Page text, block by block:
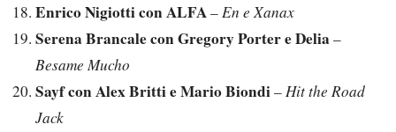
Enrico Nigiotti con ALFA–En e Xanax
Serena Brancale con Gregory Porter e Delia –
Besame Mucho
Sayf con Alex Britti e Mario Biondi–Hit the Road
Jack